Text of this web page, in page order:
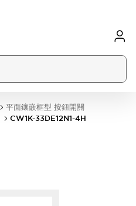
平面鑲嵌框型 按鈕開關
CW1K-33DE12N1-4H